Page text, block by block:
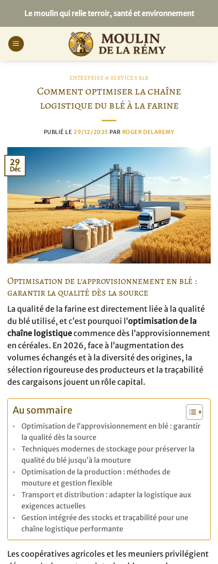
contenu
Le moulin qui relie terroir, santé et environnement
ENTREPRISE & SERVICES B2B
Comment optimiser la chaîne
logistique du blé à la farine
PUBLIÉ LE 29/12/2025 PAR ROGER DELAREMY
29
Déc
Optimisation de l’approvisionnement en blé :
garantir la qualité dès la source
La qualité de la farine est directement liée à la qualité
du blé utilisé, et c’est pourquoi l’optimisation de la
chaîne logistiquecommence dès l’approvisionnement
en céréales. En 2026, face à l’augmentation des
volumes échangés et à la diversité des origines, la
sélection rigoureuse des producteurs et la traçabilité
des cargaisons jouent un rôle capital.
Au sommaire
Optimisation de l’approvisionnement en blé : garantir
la qualité dès la source
Techniques modernes de stockage pour préserver la
qualité du blé jusqu’à la mouture
Optimisation de la production : méthodes de
mouture et gestion flexible
Transport et distribution : adapter la logistique aux
exigences actuelles
Gestion intégrée des stocks et traçabilité pour une
chaîne logistique performante
Les coopératives agricoles et les meuniers privilégient